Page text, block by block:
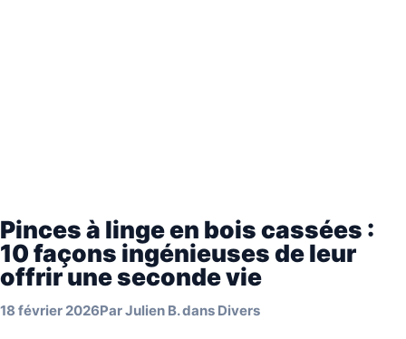
Pinces à linge en bois cassées :
10 façons ingénieuses de leur
offrir une seconde vie
18 février 2026ParJulien B.dans Divers